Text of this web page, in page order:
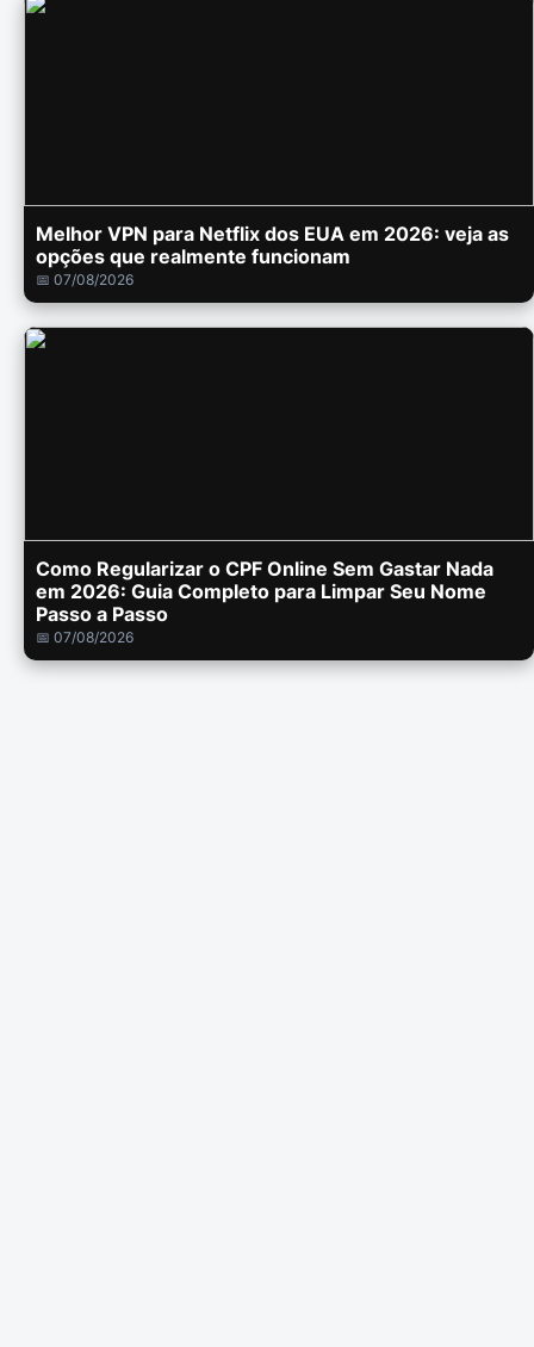
Melhor VPN para Netflix dos EUA em 2026: veja as
opções que realmente funcionam
📅 07/08/2026
Como Regularizar o CPF Online Sem Gastar Nada
em 2026: Guia Completo para Limpar Seu Nome
Passo a Passo
📅 07/08/2026